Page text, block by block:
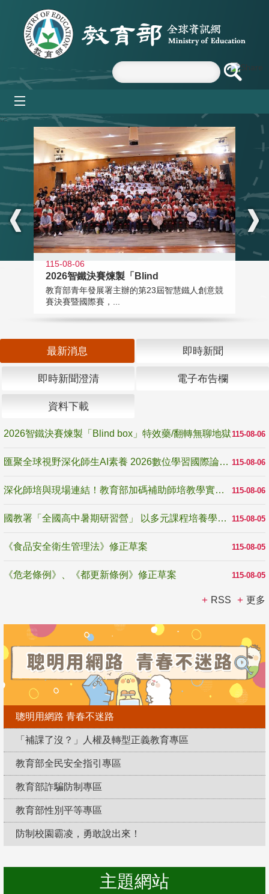
跳到主要內容區塊
:::
115-08-06
2026智鐵決賽煉製「Blind
教育部青年發展署主辦的第23屆智慧鐵人創意競
賽決賽暨國際賽，...
最新消息 即時新聞
即時新聞澄清 電子布告欄
資料下載
115-08-06
2026智鐵決賽煉製「Blind box」特效藥/翻轉無聊地獄
115-08-06
匯聚全球視野深化師生AI素養 2026數位學習國際論壇高雄登場
115-08-06
深化師培與現場連結！教育部加碼補助師培教學實踐研究 10月師培國際研討會交流教學實踐經驗
115-08-05
國教署「全國高中暑期研習營」 以多元課程培養學生瞭解誠信專業與倫理價值
115-08-05
《食品安全衛生管理法》修正草案
115-08-05
《危老條例》、《都更新條例》修正草案
RSS 更多
聰明用網路 青春不迷路
「補課了沒？」人權及轉型正義教育專區
教育部全民安全指引專區
教育部詐騙防制專區
教育部性別平等專區
防制校園霸凌，勇敢說出來！
主題網站